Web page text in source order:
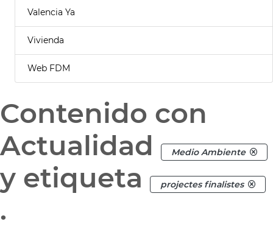
Valencia Ya
Vivienda
Web FDM
Contenido con
Actualidad
Medio Ambiente
y etiqueta projectes finalistes
.